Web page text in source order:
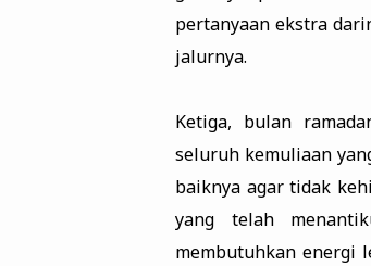
pertanyaan ekstra
jalurnya.
Ketiga, bulan
seluruh kemuliaan
baiknya agar tidak
yang telah
membutuhkan energi